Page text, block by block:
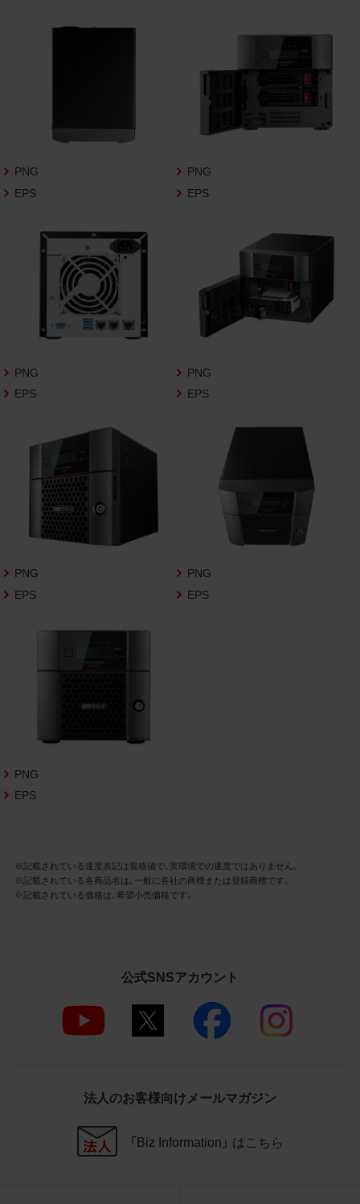
みなされます。
データ利用規約の記載事項は予告なく変更
されることがあります。各データをダウン
さいますようお願い申し上げます。
商品写真データ利用規約
等の一切の権利が当社に帰属することに同
意します。
2.利用許諾
お客様は、商品写真データ利用規約に従い、
当社商品の販売活動（中古による販売の場
の報道・解説に利用する場合に限り商品写
真データを複製、送信可能化して利用でき
除き、上記の目的、利用方法以外に商品写真
データを利用することはできません。
3.遵守事項
お客様は、商品写真データの利用に際し、次
の各号に掲げる事項を遵守するものとしま
す。
商品写真データの全部又は一部の譲
渡、貸与、再利用許諾、改変、著作権表
商品写真データに表示されている当
当社の商品であることを特定できる
表示を行うこと
て、当社と提携、協力関係等にあると
の示唆や誤解を生じさせうる態様の
利用を行わないこと
用しないこと
4.免責事項
当社は、商品写真データの正確性、完全性、
ん。また、商品写真データの利用に起因し
の賠償の責任を負いません。また、商品写
真データの内容は予告なしに変更又は掲載
PNG
EPS
PNG
EPS
PNG
EPS
PNG
EPS
PNG
EPS
PNG
EPS
PNG
EPS
※記載されている速度表記は規格値で、実環境での速度ではありません。
※記載されている各商品名は、一般に各社の商標または登録商標です。
※記載されている価格は、希望小売価格です。
公式SNSアカウント
法人のお客様向けメールマガジン
「Biz Information」 はこちら